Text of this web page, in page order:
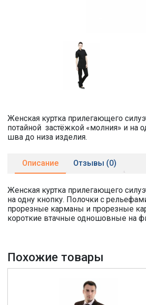
Женская куртка прилегающего
потайной застёжкой «молния» и на
шва до низа изделия.
Описание Отзывы (0)
Женская куртка прилегающего
на одну кнопку. Полочки с
прорезные карманы и прорезные
короткие втачные одношовные на
Похожие товары